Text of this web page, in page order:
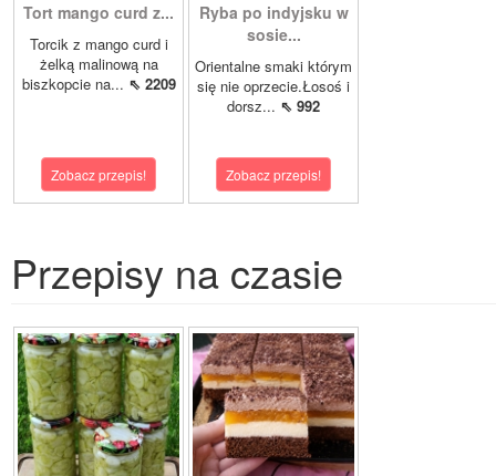
Tort mango curd z...
Torcik z mango curd i
żelką malinową na
biszkopcie na... ⇖ 2209
Zobacz przepis!
Ryba po indyjsku w
sosie...
Orientalne smaki którym
się nie oprzecie.Łosoś i
dorsz... ⇖ 992
Zobacz przepis!
Przepisy na czasie